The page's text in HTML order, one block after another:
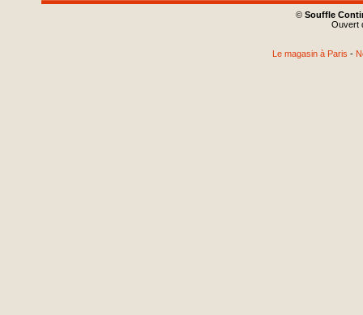
© Souffle
Ouvert
Le magasin à Paris -